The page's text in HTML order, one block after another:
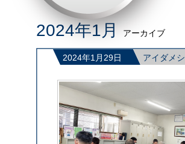
2024年1月アーカイブ
2024年1月29日 アイダメシ